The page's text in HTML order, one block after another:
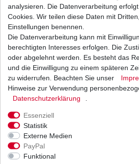
HONDA
CBR1100
Typ:
Baujahr: 1997 -
Das Geheimnis der Iridium
lasergeschweissten
0,6 mm bündelt sie die
Die Vorteile der Iridium
Die optimalen
analysieren. Die Datenverarbeitung
Cookies. Wir teilen diese Daten mit
Einstellungen benennen.
Die Datenverarbeitung kann mit
berechtigten Interesses erfolgen. Die
oder abgelehnt werden. Es besteht das
und die Einwilligung zu einem späteren
zu widerrufen. Beachten Sie unser
Hinweise zur Verwendung
Daten­schutz­erklärung
Essenziell
Statistik
Externe Medien
PayPal
Funktional